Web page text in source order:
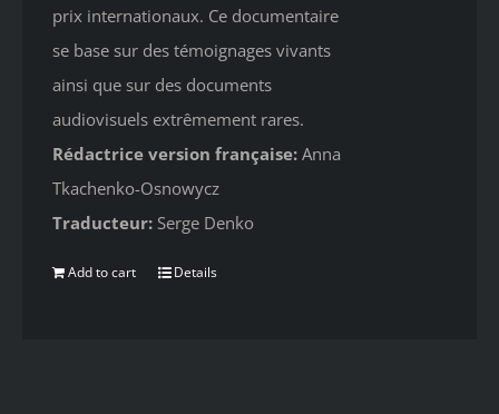
prix internationaux. Ce documentaire
se base sur des témoignages vivants
ainsi que sur des documents
audiovisuels extrêmement rares.
Rédactrice version française: Anna
Tkachenko-Osnowycz
Traducteur: Serge Denko
Add to cart Details